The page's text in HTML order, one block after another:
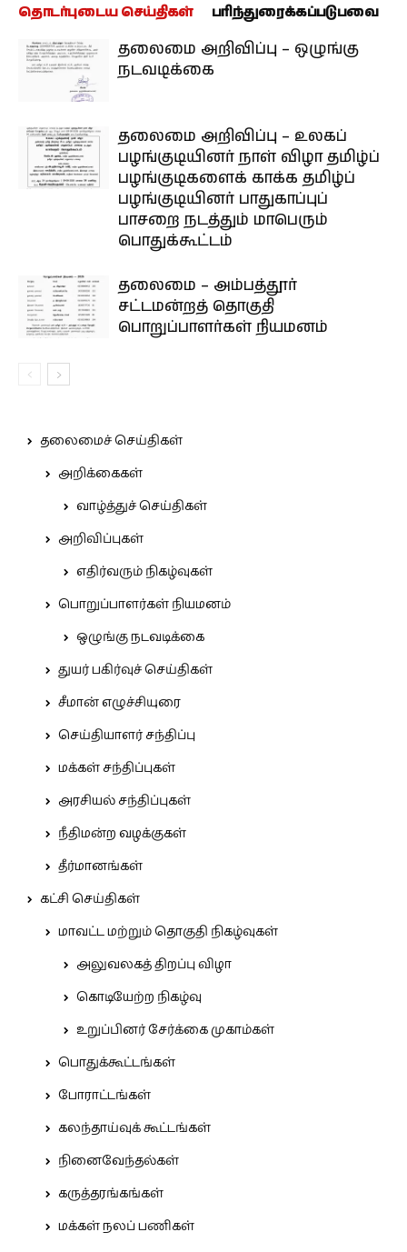
தொடர்புடைய செய்திகள் பரிந்துரைக்கப்படுபவை
தலைமை அறிவிப்பு – ஒழுங்கு
நடவடிக்கை
தலைமை அறிவிப்பு – உலகப்
பழங்குடியினர் நாள் விழா தமிழ்ப்
பழங்குடிகளைக் காக்க தமிழ்ப்
பழங்குடியினர் பாதுகாப்புப்
பாசறை நடத்தும் மாபெரும்
பொதுக்கூட்டம்
தலைமை – அம்பத்தூர்
சட்டமன்றத் தொகுதி
பொறுப்பாளர்கள் நியமனம்
தலைமைச் செய்திகள்
அறிக்கைகள்
வாழ்த்துச் செய்திகள்
அறிவிப்புகள்
எதிர்வரும் நிகழ்வுகள்
பொறுப்பாளர்கள் நியமனம்
ஒழுங்கு நடவடிக்கை
துயர் பகிர்வுச் செய்திகள்
சீமான் எழுச்சியுரை
செய்தியாளர் சந்திப்பு
மக்கள் சந்திப்புகள்
அரசியல் சந்திப்புகள்
நீதிமன்ற வழக்குகள்
தீர்மானங்கள்
கட்சி செய்திகள்
மாவட்ட மற்றும் தொகுதி நிகழ்வுகள்
அலுவலகத் திறப்பு விழா
கொடியேற்ற நிகழ்வு
உறுப்பினர் சேர்க்கை முகாம்கள்
பொதுக்கூட்டங்கள்
போராட்டங்கள்
கலந்தாய்வுக் கூட்டங்கள்
நினைவேந்தல்கள்
கருத்தரங்கங்கள்
மக்கள் நலப் பணிகள்